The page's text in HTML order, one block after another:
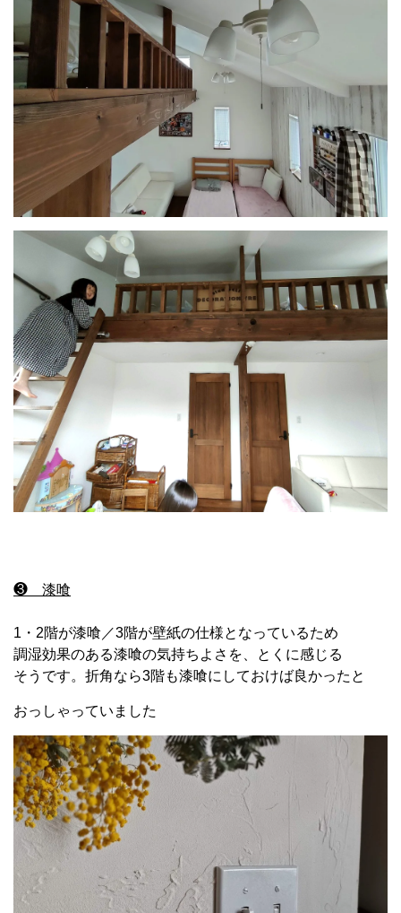
❸ 漆喰
1・2階が漆喰／3階が壁紙の仕様となっているため
調湿効果のある漆喰の気持ちよさを、とくに感じる
そうです。折角なら3階も漆喰にしておけば良かったと
おっしゃっていました